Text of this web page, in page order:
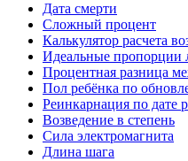
Дата смерти
Сложный процент
Калькулятор расчета
Идеальные пропорции
Процентная разница
Пол ребёнка по
Реинкарнация по дате
Возведение в степень
Сила электромагнита
Длина шага